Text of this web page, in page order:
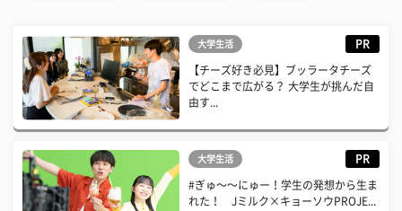
大学生活 PR
【チーズ好き必見】ブッラータチーズ
でどこまで広がる？ 大学生が挑んだ自
由す...
大学生活 PR
#ぎゅ〜〜にゅー！学生の発想から生ま
れた！ Jミルク×キョーソウPROJE...